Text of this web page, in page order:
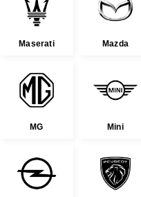
Maserati Mazda
MG Mini